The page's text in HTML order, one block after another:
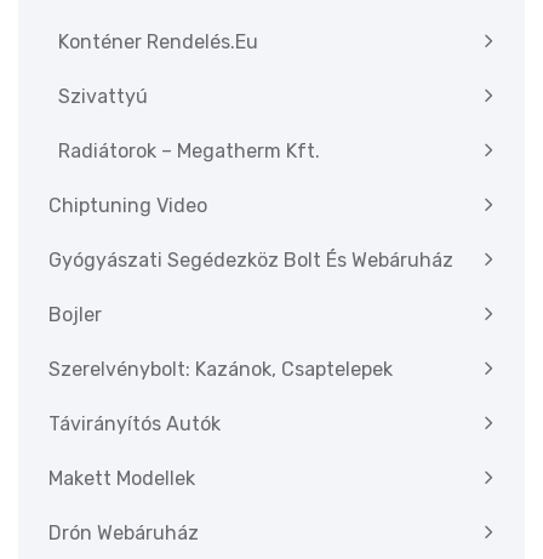
Konténer Rendelés.eu
Szivattyú
Radiátorok – Megatherm Kft.
Chiptuning Video
Gyógyászati Segédezköz Bolt És Webáruház
Bojler
Szerelvénybolt: Kazánok, Csaptelepek
Távirányítós Autók
Makett Modellek
Drón Webáruház